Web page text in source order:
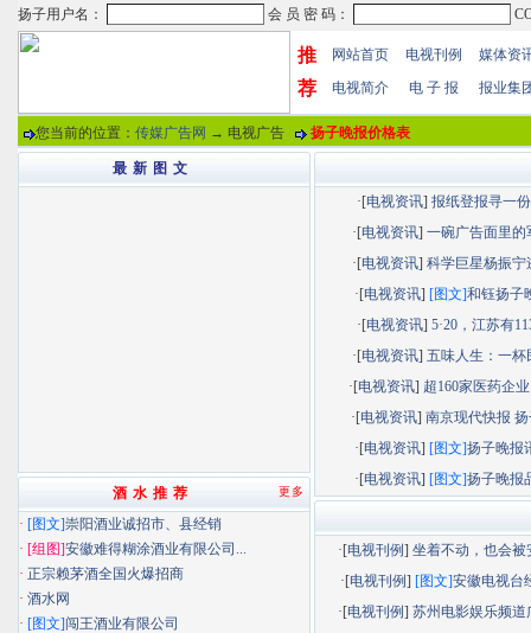
推
荐
网站首页 电视刊例
媒体资
电视简介
电 子 报 报业集
您当前的位置： 传媒广告网 → 电视广告 扬子晚报价格表
·[电视资讯] 报纸登报寻一份
·[电视资讯]一碗广告面里的
·[电视资讯]科学巨星杨振宁
·[电视资讯] [图文]和钰扬子
·[电视资讯]5·20，江苏有
·[电视资讯]五味人生：一杯
·[电视资讯] 超160家医药企
·[电视资讯] 南京现代快报 扬
·[电视资讯] [图文]扬子晚报
·[电视资讯] [图文]扬子晚报
·[电视刊例]坐着不动，也会被
·[电视刊例] [图文]安徽电视台
·[电视刊例]苏州电影娱乐频道
最 新 图 文
更多
酒 水 推 荐
· [图文]崇阳酒业诚招市、县经销
· [组图]安徽难得糊涂酒业有限公司...
· 正宗赖茅酒全国火爆招商
· 酒水网
· [图文]闯王酒业有限公司